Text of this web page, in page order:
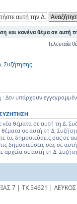
και κανένα θέμα σε αυτή
Τελευταία
Συζήτησης
Δεν υπάρχουν
νέα θέματα σε αυτή τη Δ.
σε αυτή τη Δ.
τις δημοσιεύσεις σας σε
δημοσιεύσεις σας σε
αρχεία σε αυτή τη Δ.
7 | ΤΚ 54621 |